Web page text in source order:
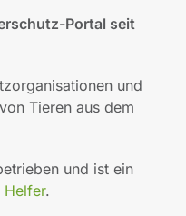
Portal seit
und
Tieren aus dem
und ist ein
Helfer.